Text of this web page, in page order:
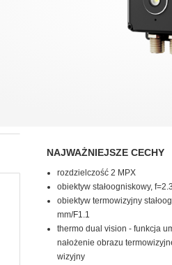
NAJWAŻNIEJSZE CECHY
rozdzielczość 2 MPX
obiektyw stałoogniskowy,
obiektyw termowizyjny
mm/F1.1
thermo dual vision - funkcja
nałożenie obrazu
wizyjny